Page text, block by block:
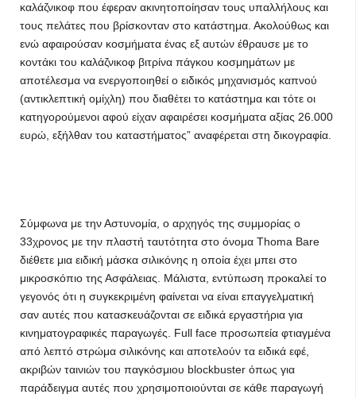
καλάζνικοφ που έφεραν ακινητοποίησαν τους υπαλλήλους και
τους πελάτες που βρίσκονταν στο κατάστημα. Ακολούθως και
ενώ αφαιρούσαν κοσμήματα ένας εξ αυτών έθραυσε με το
κοντάκι του καλάζνικοφ βιτρίνα πάγκου κοσμημάτων με
αποτέλεσμα να ενεργοποιηθεί ο ειδικός μηχανισμός καπνού
(αντικλεπτική ομίχλη) που διαθέτει το κατάστημα και τότε οι
κατηγορούμενοι αφού είχαν αφαιρέσει κοσμήματα αξίας 26.000
ευρώ, εξήλθαν του καταστήματος” αναφέρεται στη δικογραφία.
Σύμφωνα με την Αστυνομία, ο αρχηγός της συμμορίας ο
33χρονος με την πλαστή ταυτότητα στο όνομα Thoma Bare
διέθετε μια ειδική μάσκα σιλικόνης η οποία έχει μπει στο
μικροσκόπιο της Ασφάλειας. Μάλιστα, εντύπωση προκαλεί το
γεγονός ότι η συγκεκριμένη φαίνεται να είναι επαγγελματική
σαν αυτές που κατασκευάζονται σε ειδικά εργαστήρια για
κινηματογραφικές παραγωγές. Full face προσωπεία φτιαγμένα
από λεπτό στρώμα σιλικόνης και αποτελούν τα ειδικά εφέ,
ακριβών ταινιών του παγκόσμιου blockbuster όπως για
παράδειγμα αυτές που χρησιμοποιούνται σε κάθε παραγωγή